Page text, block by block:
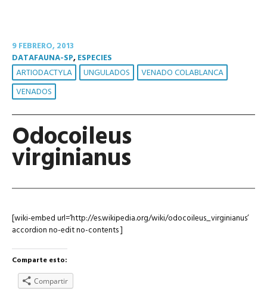
9 FEBRERO, 2013
DATAFAUNA-SP,ESPECIES
ARTIODACTYLA UNGULADOS
VENADO COLABLANCA
VENADOS
Odocoileus
virginianus
[wiki-embed url=’http://es.wikipedia.org/wiki/odocoileus_virginianus’
accordion no-edit no-contents ]
Comparte esto:
Compartir